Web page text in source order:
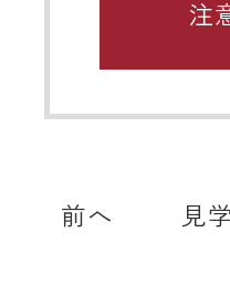
関するお
携帯メー
前へ 見